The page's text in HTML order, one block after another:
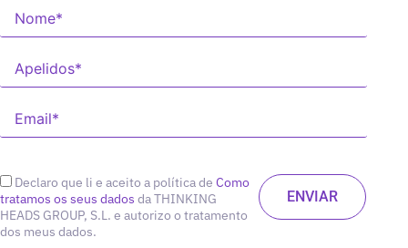
Declaro que li e aceito a política de Como
tratamos os seus dados da THINKING
HEADS GROUP, S.L. e autorizo o tratamento
dos meus dados.